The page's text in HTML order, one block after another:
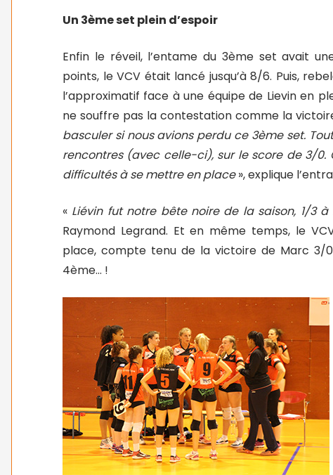
Un 3ème set plein d’espoir
Enfin le réveil, l’entame du 3ème set avait
points, le VCV était lancé jusqu’à 8/6. Puis,
l’approximatif face à une équipe de Lievin en
ne souffre pas la contestation comme la
basculer si nous avions perdu ce 3ème set.
rencontres (avec celle-ci), sur le score de 3/
difficultés à se mettre en place», explique
« Liévin fut notre bête noire de la saison, 1/3
Raymond Legrand. Et en même temps, le
place, compte tenu de la victoire de Marc 3/
4ème… !